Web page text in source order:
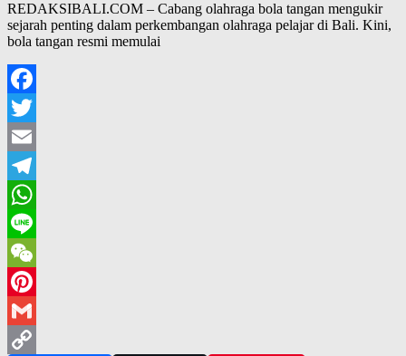
REDAKSIBALI.COM – Cabang olahraga bola tangan mengukir
sejarah penting dalam perkembangan olahraga pelajar di Bali. Kini,
bola tangan resmi memulai
Facebook
Twitter
Email
Telegram
WhatsApp
Line
WeChat
Pinterest
Gmail